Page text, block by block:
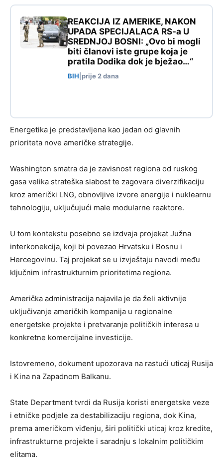
REAKCIJA IZ AMERIKE, NAKON
UPADA SPECIJALACA RS-a U
SREDNJOJ BOSNI: „Ovo bi mogli
biti članovi iste grupe koja je
pratila Dodika dok je bježao…“
BIH prije 2 dana
Energetika je predstavljena kao jedan od glavnih
prioriteta nove američke strategije.
Washington smatra da je zavisnost regiona od ruskog
gasa velika strateška slabost te zagovara diverzifikaciju
kroz američki LNG, obnovljive izvore energije i nuklearnu
tehnologiju, uključujući male modularne reaktore.
U tom kontekstu posebno se izdvaja projekat Južna
interkonekcija, koji bi povezao Hrvatsku i Bosnu i
Hercegovinu. Taj projekat se u izvještaju navodi među
ključnim infrastrukturnim prioritetima regiona.
Američka administracija najavila je da želi aktivnije
uključivanje američkih kompanija u regionalne
energetske projekte i pretvaranje političkih interesa u
konkretne komercijalne investicije.
Istovremeno, dokument upozorava na rastući uticaj Rusija
i Kina na Zapadnom Balkanu.
State Department tvrdi da Rusija koristi energetske veze
i etničke podjele za destabilizaciju regiona, dok Kina,
prema američkom viđenju, širi politički uticaj kroz kredite,
infrastrukturne projekte i saradnju s lokalnim političkim
elitama.